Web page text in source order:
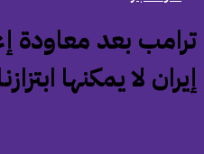
بعد معاودة
لا يمكنها ابتزازنا